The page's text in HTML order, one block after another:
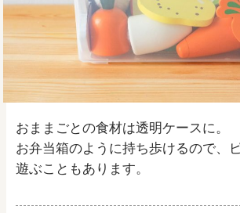
おままごとの食材は透明ケースに。
お弁当箱のように持ち歩けるので、
遊ぶこともあります。